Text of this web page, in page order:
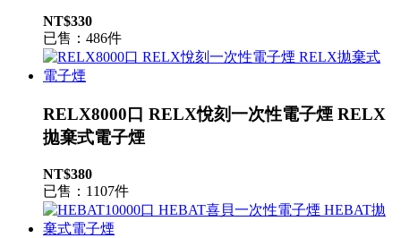
NT$330
已售：486件
RELX8000口 RELX悅刻一次性電子煙 RELX
拋棄式電子煙
NT$380
已售：1107件